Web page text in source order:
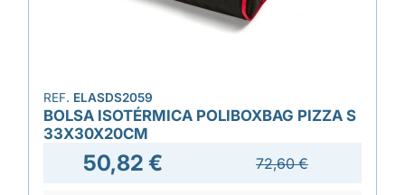
REF. ELASDS2059
BOLSA ISOTÉRMICA POLIBOXBAG PIZZA S
33X30X20CM
50,82 € 72,60 €